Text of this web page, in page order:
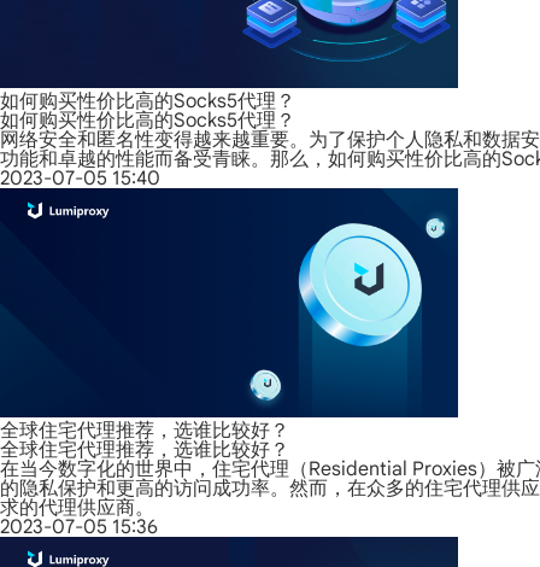
如何购买性价比高的Socks5代理？
如何购买性价比高的Socks5代理？
网络安全和匿名性变得越来越重要。为了保护个人隐私和数据
功能和卓越的性能而备受青睐。那么，如何购买性价比高的
2023-07-05 15:40
全球住宅代理推荐，选谁比较好？
全球住宅代理推荐，选谁比较好？
在当今数字化的世界中，住宅代理（Residential Proxies）被
的隐私保护和更高的访问成功率。然而，在众多的住宅代理供
求的代理供应商。
2023-07-05 15:36